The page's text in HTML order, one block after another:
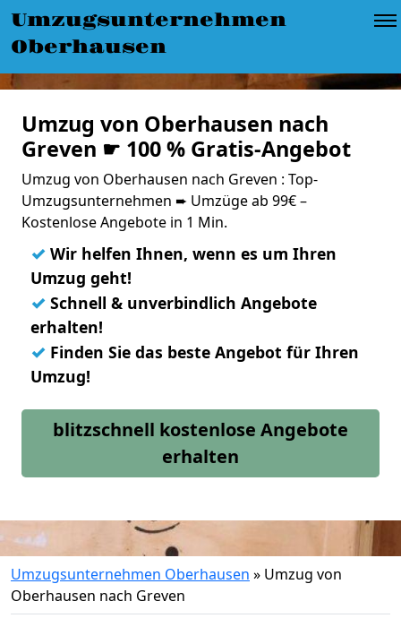
Umzugsunternehmen
Oberhausen
Umzug von Oberhausen nach
Greven ☛ 100 % Gratis-Angebot
Umzug von Oberhausen nach Greven : Top-
Umzugsunternehmen ➨ Umzüge ab 99€ –
Kostenlose Angebote in 1 Min.
✓ Wir helfen Ihnen, wenn es um Ihren
Umzug geht!
✓ Schnell & unverbindlich Angebote
erhalten!
✓ Finden Sie das beste Angebot für Ihren
Umzug!
blitzschnell kostenlose Angebote
erhalten
Umzugsunternehmen Oberhausen » Umzug von
Oberhausen nach Greven